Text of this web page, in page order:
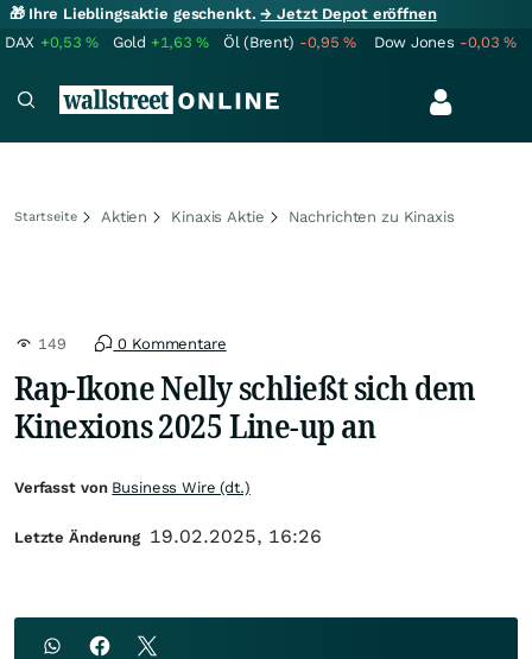
🎁 Ihre Lieblingsaktie geschenkt.→ Jetzt Depot eröffnen
DAX +0,53% Gold +1,63% Öl (Brent) -0,95% Dow Jones -0,03%
Startseite Aktien Kinaxis Aktie Nachrichten zu Kinaxis
149 0 Kommentare
Rap-Ikone Nelly schließt sich dem
Kinexions 2025 Line-up an
Verfasst von Business Wire (dt.)
Letzte Änderung 19.02.2025, 16:26